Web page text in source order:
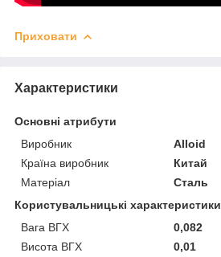
Приховати
Характеристики
Основні атрибути
Виробник
Alloid
Країна виробник
Китай
Матеріал
Сталь
Користувальницькі характеристики
Вага ВГХ
0,082
Висота ВГХ
0,01